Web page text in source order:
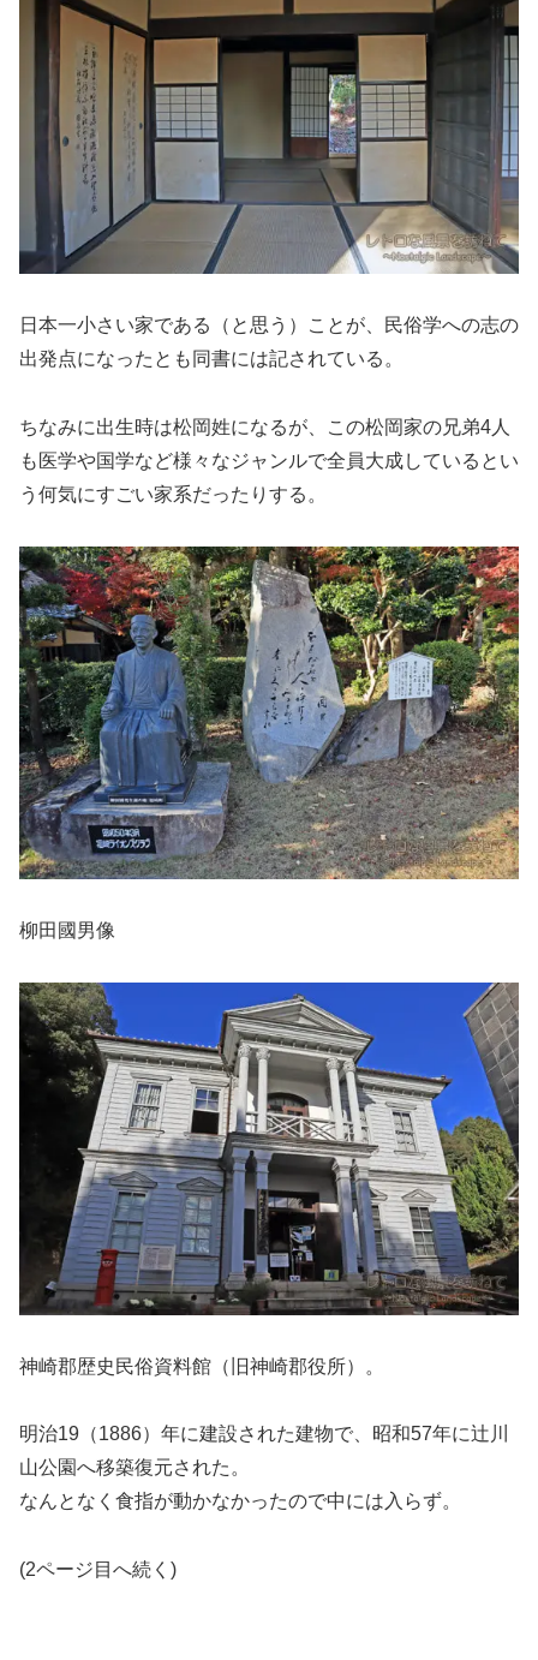
日本一小さい家である（と思う）ことが、民俗学への志の
出発点になったとも同書には記されている。
ちなみに出生時は松岡姓になるが、この松岡家の兄弟4人
も医学や国学など様々なジャンルで全員大成しているとい
う何気にすごい家系だったりする。
柳田國男像
神崎郡歴史民俗資料館（旧神崎郡役所）。
明治19（1886）年に建設された建物で、昭和57年に辻川
山公園へ移築復元された。
なんとなく食指が動かなかったので中には入らず。
(2ページ目へ続く)